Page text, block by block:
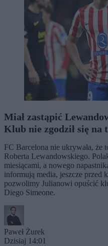
Miał zastąpić
Klub nie zgodził się na
FC Barcelona nie ukrywała, że
Roberta Lewandowskiego.
miesiącami, a nowego
informują media, jeszcze przed
pozwolimy Julianowi opuścić
Diego Simeone.
Paweł Żurek
Dzisiaj 14:01